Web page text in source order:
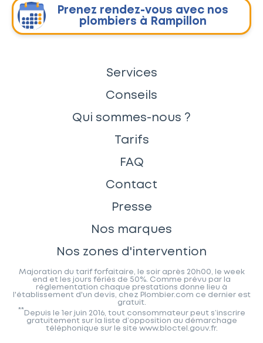
Prenez rendez-vous avec nos
plombiers à Rampillon
Services
Conseils
Qui sommes-nous ?
Tarifs
FAQ
Contact
Presse
Nos marques
Nos zones d'intervention
Majoration du tarif forfaitaire, le soir après 20h00, le week
end et les jours fériés de 50%. Comme prévu par la
réglementation chaque prestations donne lieu à
l'établissement d'un devis, chez Plombier.com ce dernier est
gratuit.
** Depuis le 1er juin 2016, tout consommateur peut s’inscrire
gratuitement sur la liste d’opposition au démarchage
téléphonique sur le site www.bloctel.gouv.fr.